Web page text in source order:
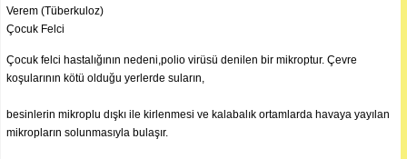
Verem (Tüberkuloz)
Çocuk Felci
Çocuk felci hastalığının nedeni,polio virüsü denilen bir mikroptur. Çevre
koşularının kötü olduğu yerlerde suların,
besinlerin mikroplu dışkı ile kirlenmesi ve kalabalık ortamlarda havaya yayılan
mikropların solunmasıyla bulaşır.